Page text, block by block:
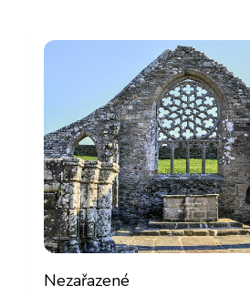
Nezařazené